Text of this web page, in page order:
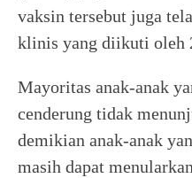
vaksin tersebut juga
klinis yang diikuti oleh
Mayoritas anak-anak
cenderung tidak
demikian anak-anak
masih dapat